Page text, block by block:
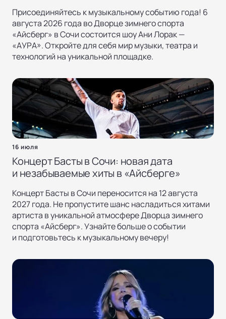
Присоединяйтесь к музыкальному событию года! 6
августа 2026 года во Дворце зимнего спорта
«Айсберг» в Сочи состоится шоу Ани Лорак —
«AУРА». Откройте для себя мир музыки, театра и
технологий на уникальной площадке.
16 июля
Концерт Басты в Сочи: новая дата
и незабываемые хиты в «Айсберге»
Концерт Басты в Сочи переносится на 12 августа
2027 года. Не пропустите шанс насладиться хитами
артиста в уникальной атмосфере Дворца зимнего
спорта «Айсберг». Узнайте больше о событии
и подготовьтесь к музыкальному вечеру!